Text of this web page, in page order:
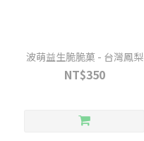
波萌益生脆脆菓 - 台灣鳳梨
NT$350